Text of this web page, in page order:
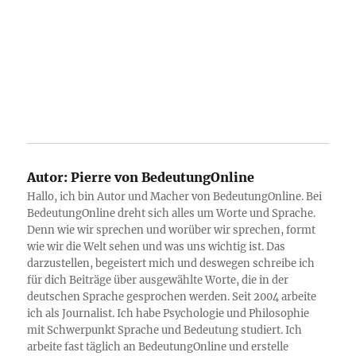
Autor: Pierre von BedeutungOnline
Hallo, ich bin Autor und Macher von BedeutungOnline. Bei
BedeutungOnline dreht sich alles um Worte und Sprache.
Denn wie wir sprechen und worüber wir sprechen, formt
wie wir die Welt sehen und was uns wichtig ist. Das
darzustellen, begeistert mich und deswegen schreibe ich
für dich Beiträge über ausgewählte Worte, die in der
deutschen Sprache gesprochen werden. Seit 2004 arbeite
ich als Journalist. Ich habe Psychologie und Philosophie
mit Schwerpunkt Sprache und Bedeutung studiert. Ich
arbeite fast täglich an BedeutungOnline und erstelle